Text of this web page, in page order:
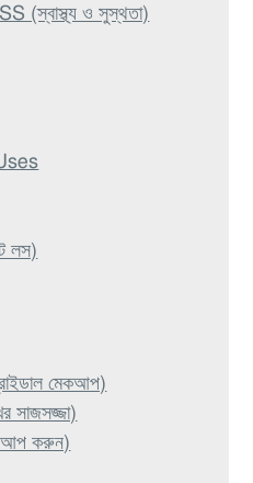
(স্বাস্থ্য ও সুস্থতা)
লস)
মেকআপ)
সাজসজ্জা)
আপ করুন)